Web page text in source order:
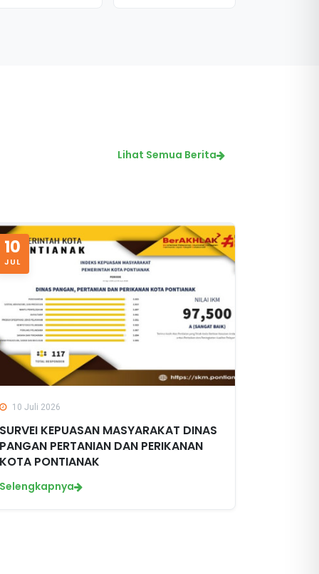
Lihat Semua Berita
10
JUL
10 Juli 2026
SURVEI KEPUASAN MASYARAKAT DINAS
PANGAN PERTANIAN DAN PERIKANAN
KOTA PONTIANAK
Selengkapnya